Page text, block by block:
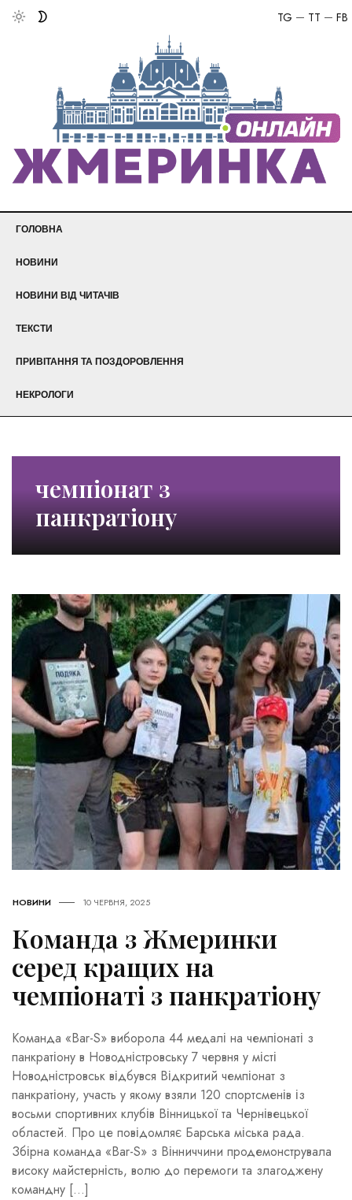
FB
TT
TG
ГОЛОВНА
НОВИНИ
НОВИНИ ВІД ЧИТАЧІВ
ТЕКСТИ
ПРИВІТАННЯ ТА ПОЗДОРОВЛЕННЯ
НЕКРОЛОГИ
чемпіонат з
панкратіону
НОВИНИ 10 ЧЕРВНЯ, 2025
Команда з Жмеринки
серед кращих на
чемпіонаті з панкратіону
Команда «Bar-S» виборола 44 медалі на чемпіонаті з
панкратіону в Новодністровську 7 червня у місті
Новодністровськ відбувся Відкритий чемпіонат з
панкратіону, участь у якому взяли 120 спортсменів із
восьми спортивних клубів Вінницької та Чернівецької
областей. Про це повідомляє Барська міська рада.
Збірна команда «Bar-S» з Вінниччини продемонструвала
високу майстерність, волю до перемоги та злагоджену
командну […]